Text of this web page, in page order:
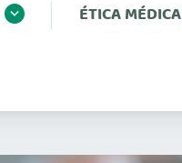
ÉTICA MÉDICA